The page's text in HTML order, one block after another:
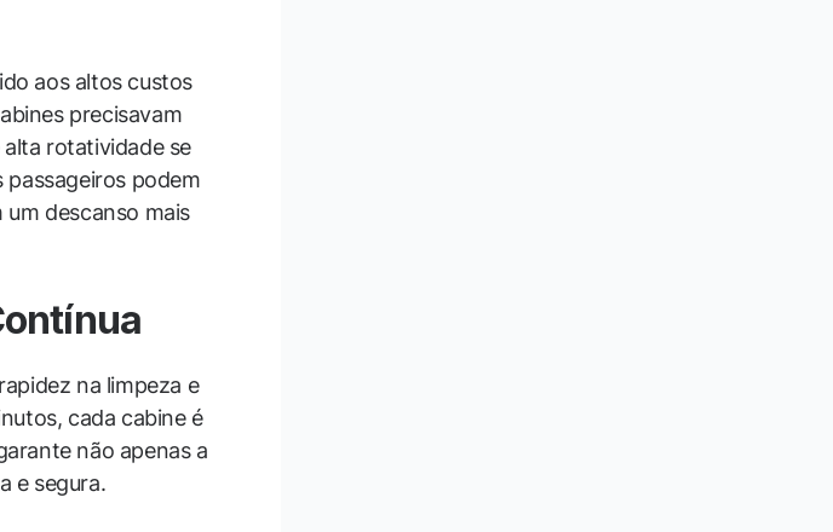
aos altos custos
precisavam
rotatividade se
podem
um descanso mais
na limpeza e
cada cabine é
não apenas a
e segura.